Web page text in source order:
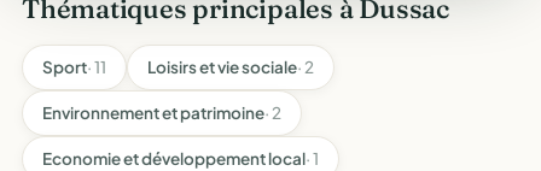
Thématiques principales à Dussac
Sport· 11 Loisirs et vie sociale· 2
Environnement et patrimoine· 2
Economie et développement local· 1